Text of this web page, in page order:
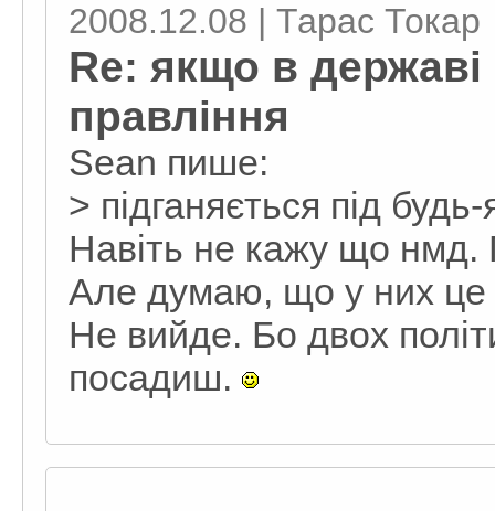
2008.12.08 | Тарас Токар
Re: якщо в
правління
Sean пише:
> підганяється під
Навіть не кажу що нмд.
Але думаю, що у них це
Не вийде. Бо двох
посадиш.